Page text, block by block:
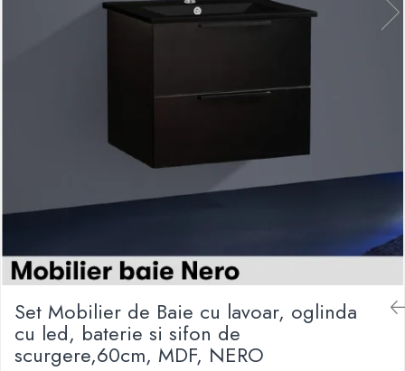
Set Mobilier de Baie cu lavoar, oglinda
cu led, baterie si sifon de
scurgere,60cm, MDF, NERO